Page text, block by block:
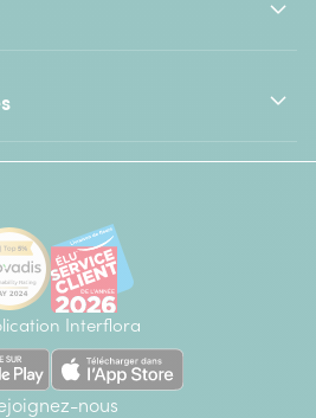
Interflora
nous